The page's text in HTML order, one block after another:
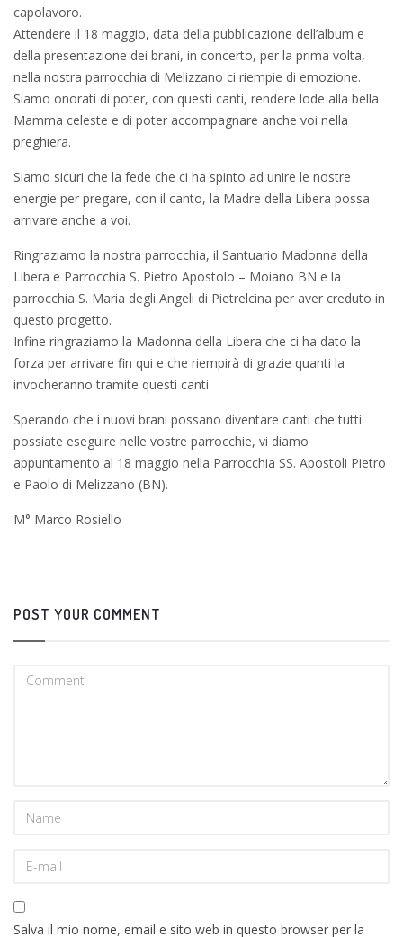
capolavoro.
Attendere il 18 maggio, data della pubblicazione dell’album e
della presentazione dei brani, in concerto, per la prima volta,
nella nostra parrocchia di Melizzano ci riempie di emozione.
Siamo onorati di poter, con questi canti, rendere lode alla bella
Mamma celeste e di poter accompagnare anche voi nella
preghiera.
Siamo sicuri che la fede che ci ha spinto ad unire le nostre
energie per pregare, con il canto, la Madre della Libera possa
arrivare anche a voi.
Ringraziamo la nostra parrocchia, il Santuario Madonna della
Libera e Parrocchia S. Pietro Apostolo – Moiano BN e la
parrocchia S. Maria degli Angeli di Pietrelcina per aver creduto in
questo progetto.
Infine ringraziamo la Madonna della Libera che ci ha dato la
forza per arrivare fin qui e che riempirà di grazie quanti la
invocheranno tramite questi canti.
Sperando che i nuovi brani possano diventare canti che tutti
possiate eseguire nelle vostre parrocchie, vi diamo
appuntamento al 18 maggio nella Parrocchia SS. Apostoli Pietro
e Paolo di Melizzano (BN).
M° Marco Rosiello
POST YOUR COMMENT
Salva il mio nome, email e sito web in questo browser per la